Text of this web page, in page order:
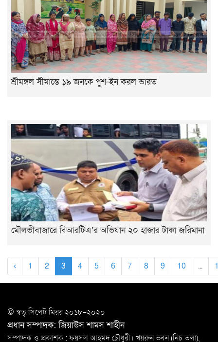
শ্রীমঙ্গল সীমান্তে ১৯ জনকে পুশ-ইন করল ভারত
মৌলভীবাজারে বিআরটিএ’র অভিযান ২০ হাজার টাকা জরিমানা
‹ 1 2 3 4 5 6 7 8 9 10 ...
© স্বত্ব সি‌লেট মিরর ২০১৮-২০২০
প্রধান সম্পাদক: জিয়াউস শামস শাহীন
সম্পাদক ও প্রকাশক : ফয়সল আহমদ চৌধুরী। খয়রুন ভবন (নিচ তলা),